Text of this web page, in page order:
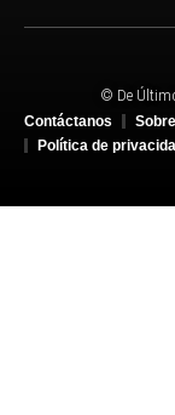
© De
Contáctanos
Política de